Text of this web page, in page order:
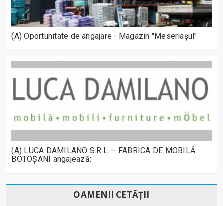
(A) Oportunitate de angajare - Magazin "Meseriașul"
(A) LUCA DAMILANO S.R.L. – FABRICA DE MOBILĂ
BOTOȘANI angajează:
OAMENII CETĂȚII